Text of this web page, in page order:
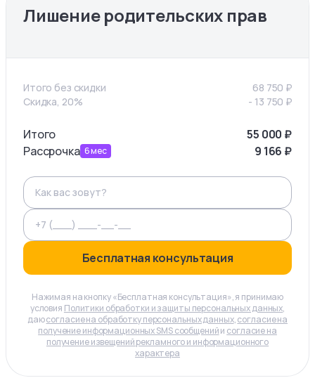
Лишение родительских прав
Итого без скидки 68 750 ₽
Скидка, 20%
- 13 750 ₽
Итого 55 000 ₽
Рассрочка 6мес 9 166 ₽
Бесплатная консультация
Нажимая на кнопку «Бесплатная консультация», я принимаю
условия Политики обработки и защиты персональных данных,
даюсогласие на обработку персональных данных,согласие на
получение информационных SMS сообщенийи согласие на
получение извещений рекламного и информационного
характера